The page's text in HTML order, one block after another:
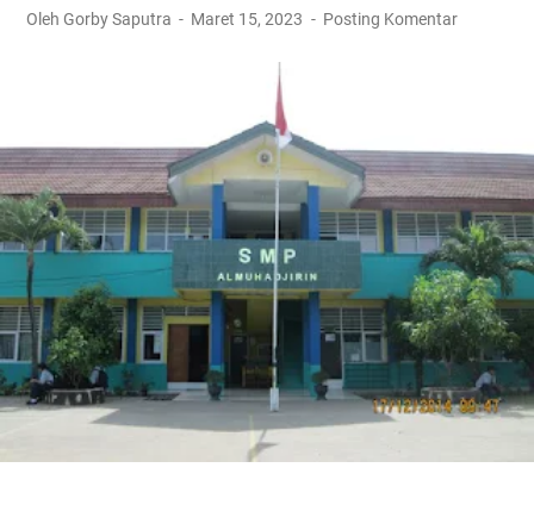
Oleh Gorby Saputra Maret 15, 2023 Posting Komentar